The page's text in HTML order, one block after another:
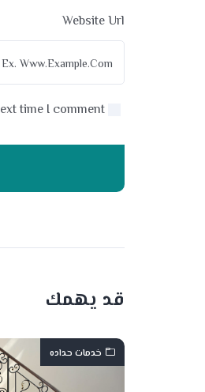
Website Url
time I comment.
قد يهمك
خدمات حداده